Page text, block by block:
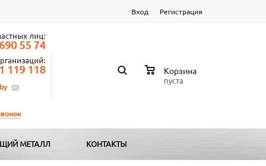
Вход Регистрация
лиц:
55 74
119 118 Корзина
пуста
МЕТАЛЛ КОНТАКТЫ